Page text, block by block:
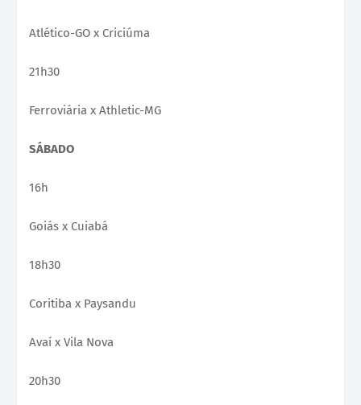
Atlético-GO x Criciúma
21h30
Ferroviária x Athletic-MG
SÁBADO
16h
Goiás x Cuiabá
18h30
Coritiba x Paysandu
Avaí x Vila Nova
20h30